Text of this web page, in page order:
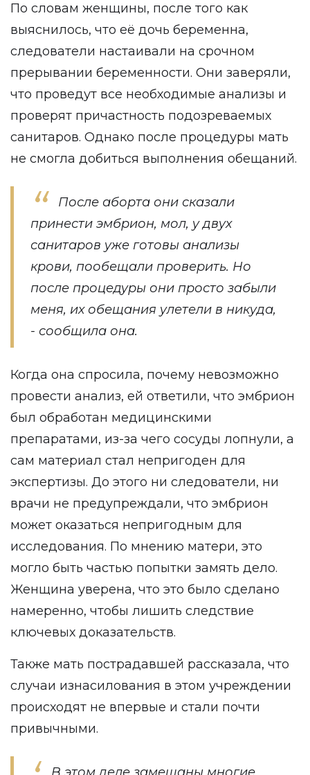
По словам женщины, после того как
выяснилось, что её дочь беременна,
следователи настаивали на срочном
прерывании беременности. Они заверяли,
что проведут все необходимые анализы и
проверят причастность подозреваемых
санитаров. Однако после процедуры мать
не смогла добиться выполнения обещаний.
После аборта они сказали
принести эмбрион, мол, у двух
санитаров уже готовы анализы
крови, пообещали проверить. Но
после процедуры они просто забыли
меня, их обещания улетели в никуда,
- сообщила она.
Когда она спросила, почему невозможно
провести анализ, ей ответили, что эмбрион
был обработан медицинскими
препаратами, из-за чего сосуды лопнули, а
сам материал стал непригоден для
экспертизы. До этого ни следователи, ни
врачи не предупреждали, что эмбрион
может оказаться непригодным для
исследования. По мнению матери, это
могло быть частью попытки замять дело.
Женщина уверена, что это было сделано
намеренно, чтобы лишить следствие
ключевых доказательств.
Также мать пострадавшей рассказала, что
случаи изнасилования в этом учреждении
происходят не впервые и стали почти
привычными.